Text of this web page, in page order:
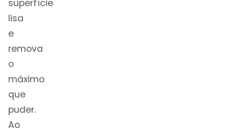
superfície
lisa
e
remova
o
máximo
que
puder.
Ao